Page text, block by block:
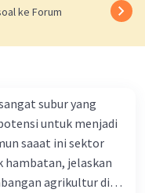
ke Forum
subur yang
untuk menjadi
saaat ini sektor
hambatan, jelaskan
agrikultur di